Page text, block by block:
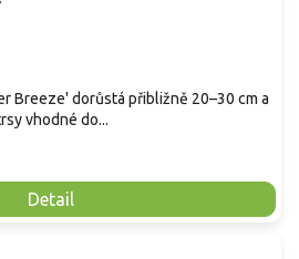
Detail
Breeze' dorůstá přibližně 20–30 cm a
vhodné do...